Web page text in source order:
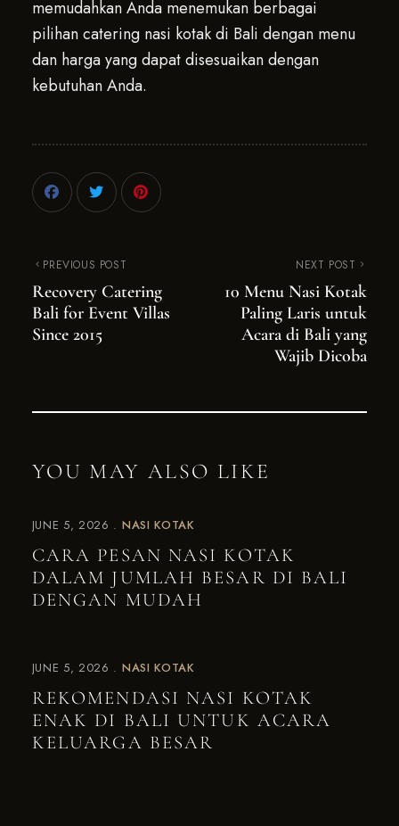
memudahkan Anda menemukan berbagai
pilihan catering nasi kotak di Bali dengan menu
dan harga yang dapat disesuaikan dengan
kebutuhan Anda.
PREVIOUS POST
Recovery Catering
Bali for Event Villas
Since 2015
NEXT POST
10 Menu Nasi Kotak
Paling Laris untuk
Acara di Bali yang
Wajib Dicoba
YOU MAY ALSO LIKE
JUNE 5, 2026 NASI KOTAK
CARA PESAN NASI KOTAK
DALAM JUMLAH BESAR DI BALI
DENGAN MUDAH
JUNE 5, 2026 NASI KOTAK
REKOMENDASI NASI KOTAK
ENAK DI BALI UNTUK ACARA
KELUARGA BESAR